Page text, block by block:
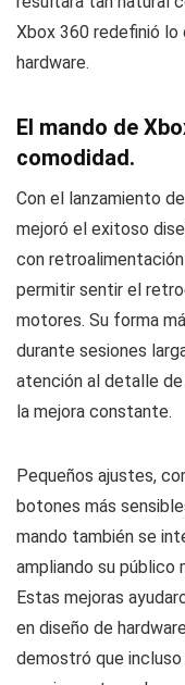
Xbox 360 redefinió lo
hardware.
El mando de
comodidad.
Con el lanzamiento
mejoró el exitoso
con
permitir sentir el
motores. Su forma
durante sesiones
atención al detalle
la mejora constante.
Pequeños ajustes,
botones más
mando también se
ampliando su público
Estas mejoras
en diseño de
demostró que